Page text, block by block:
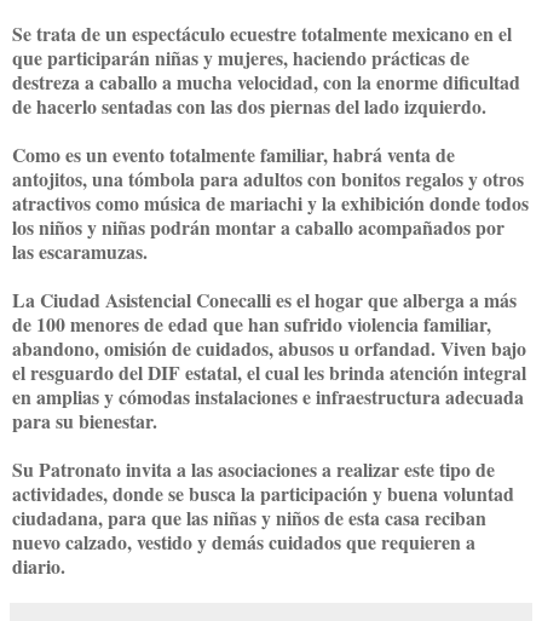
Se trata de un espectáculo ecuestre totalmente mexicano en el
que participarán niñas y mujeres, haciendo prácticas de
destreza a caballo a mucha velocidad, con la enorme dificultad
de hacerlo sentadas con las dos piernas del lado izquierdo.
Como es un evento totalmente familiar, habrá venta de
antojitos, una tómbola para adultos con bonitos regalos y otros
atractivos como música de mariachi y la exhibición donde todos
los niños y niñas podrán montar a caballo acompañados por
las escaramuzas.
La Ciudad Asistencial Conecalli es el hogar que alberga a más
de 100 menores de edad que han sufrido violencia familiar,
abandono, omisión de cuidados, abusos u orfandad. Viven bajo
el resguardo del DIF estatal, el cual les brinda atención integral
en amplias y cómodas instalaciones e infraestructura adecuada
para su bienestar.
Su Patronato invita a las asociaciones a realizar este tipo de
actividades, donde se busca la participación y buena voluntad
ciudadana, para que las niñas y niños de esta casa reciban
nuevo calzado, vestido y demás cuidados que requieren a
diario.